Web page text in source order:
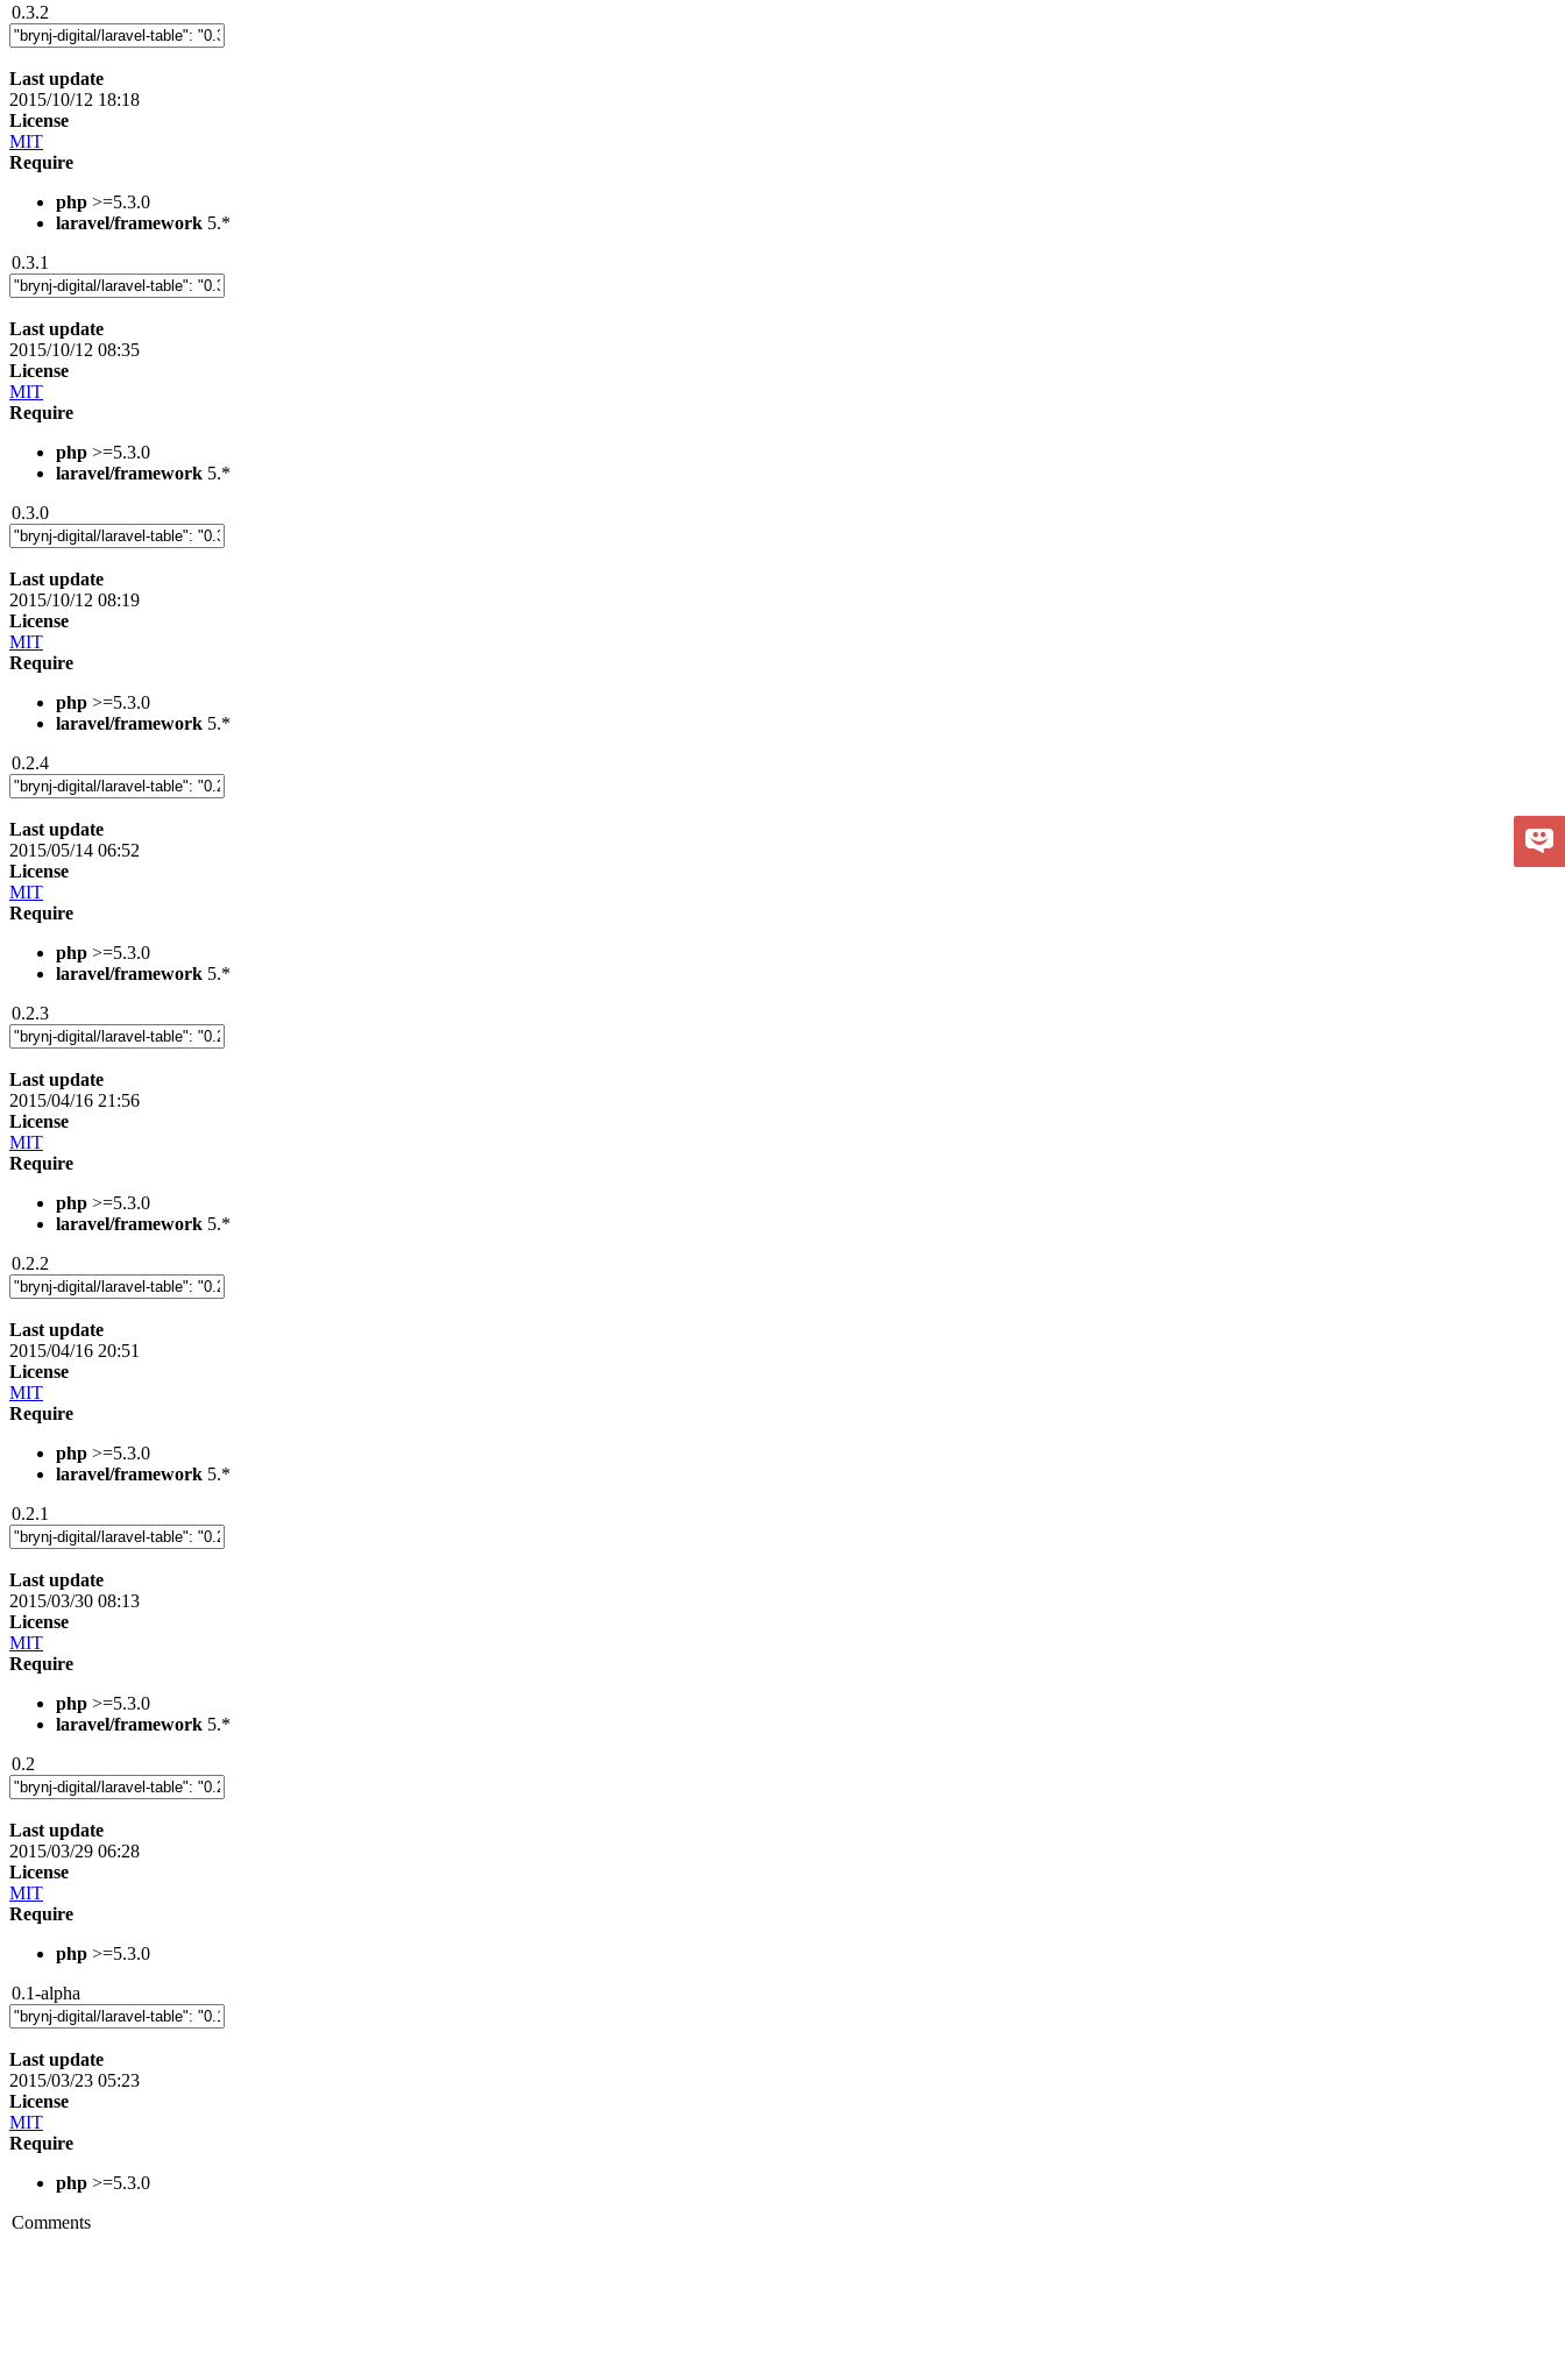
0.3.2
Last update
2015/10/12 18:18
License
MIT
Require
php >=5.3.0
laravel/framework 5.*
0.3.1
Last update
2015/10/12 08:35
License
MIT
Require
php >=5.3.0
laravel/framework 5.*
0.3.0
Last update
2015/10/12 08:19
License
MIT
Require
php >=5.3.0
laravel/framework 5.*
0.2.4
Last update
2015/05/14 06:52
License
MIT
Require
php >=5.3.0
laravel/framework 5.*
0.2.3
Last update
2015/04/16 21:56
License
MIT
Require
php >=5.3.0
laravel/framework 5.*
0.2.2
Last update
2015/04/16 20:51
License
MIT
Require
php >=5.3.0
laravel/framework 5.*
0.2.1
Last update
2015/03/30 08:13
License
MIT
Require
php >=5.3.0
laravel/framework 5.*
0.2
Last update
2015/03/29 06:28
License
MIT
Require
php >=5.3.0
0.1-alpha
Last update
2015/03/23 05:23
License
MIT
Require
php >=5.3.0
Comments